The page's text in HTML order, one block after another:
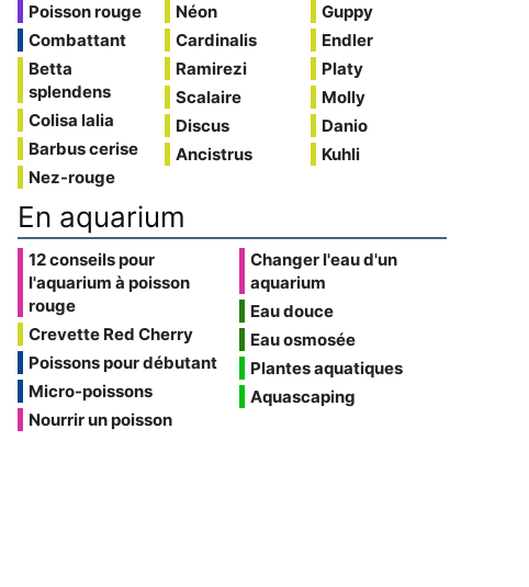
Poisson rouge
Combattant
Betta
splendens
Colisa lalia
Barbus cerise
Nez-rouge
Néon
Cardinalis
Ramirezi
Scalaire
Discus
Ancistrus
Guppy
Endler
Platy
Molly
Danio
Kuhli
En aquarium
12 conseils pour
l'aquarium à poisson
rouge
Crevette Red Cherry
Poissons pour débutant
Micro-poissons
Nourrir un poisson
Changer l'eau d'un
aquarium
Eau douce
Eau osmosée
Plantes aquatiques
Aquascaping